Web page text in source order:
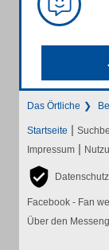
Das Örtliche
Startseite |
Impressum |
Facebook - Fan
Über den